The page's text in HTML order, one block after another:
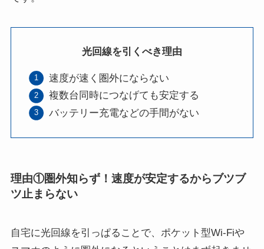
光回線を引くべき理由
速度が速く圏外にならない
複数台同時につなげても安定する
バッテリー充電などの手間がない
理由①圏外知らず！速度が安定するからブツブ
ツ止まらない
自宅に光回線を引っぱることで、ポケット型Wi-Fiや